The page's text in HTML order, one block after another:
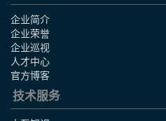
企业简介
企业荣誉
企业巡视
人才中心
官方博客
技术服务